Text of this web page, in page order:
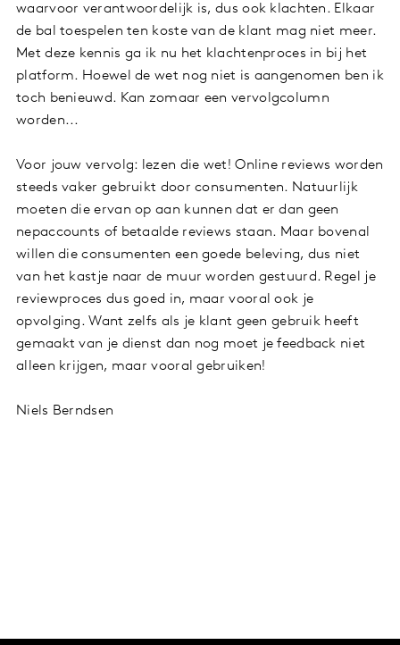
waarvoor verantwoordelijk is, dus ook klachten. Elkaar
de bal toespelen ten koste van de klant mag niet meer.
Met deze kennis ga ik nu het klachtenproces in bij het
platform. Hoewel de wet nog niet is aangenomen ben ik
toch benieuwd. Kan zomaar een vervolgcolumn
worden...
Voor jouw vervolg: lezen die wet! Online reviews worden
steeds vaker gebruikt door consumenten. Natuurlijk
moeten die ervan op aan kunnen dat er dan geen
nepaccounts of betaalde reviews staan. Maar bovenal
willen die consumenten een goede beleving, dus niet
van het kastje naar de muur worden gestuurd. Regel je
reviewproces dus goed in, maar vooral ook je
opvolging. Want zelfs als je klant geen gebruik heeft
gemaakt van je dienst dan nog moet je feedback niet
alleen krijgen, maar vooral gebruiken!
Niels Berndsen